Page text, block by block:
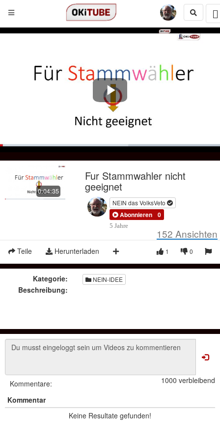
Play
Video
0:04:35
Fur Stammwahler nicht
geeignet
NEIN das VolksVeto
Abonnieren 0
5 Jahre
152 Ansichten
Teile Herunterladen 0
1
Kategorie: NEIN-IDEE
Beschreibung:
1000 verbleibend
Kommentare:
Kommentar
Keine Resultate gefunden!